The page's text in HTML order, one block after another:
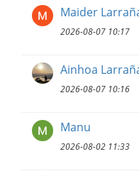
Maider
2026-08-07 10:17
Ainhoa
2026-08-07 10:16
Manu
2026-08-02 11:33